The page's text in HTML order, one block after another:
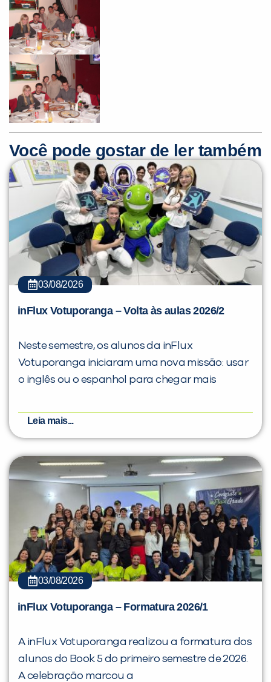
Você pode gostar de ler também
03/08/2026
inFlux Votuporanga – Volta às aulas 2026/2
Neste semestre, os alunos da inFlux
Votuporanga iniciaram uma nova missão: usar
o inglês ou o espanhol para chegar mais
Leia mais...
03/08/2026
inFlux Votuporanga – Formatura 2026/1
A inFlux Votuporanga realizou a formatura dos
alunos do Book 5 do primeiro semestre de 2026.
A celebração marcou a
Preencha com seus dados abaixo e
já vamos te colocar em contato
Você é aluno inFlux?
Sim Não